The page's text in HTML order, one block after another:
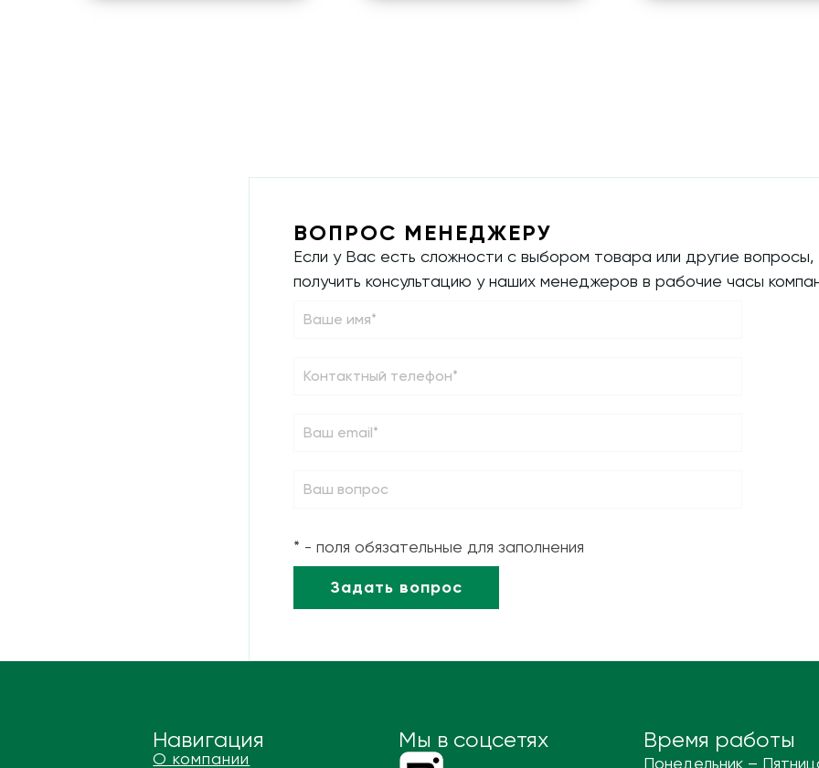
ВОПРОС МЕНЕДЖЕРУ
Если у Вас есть сложности с выбором товара или другие
получить консультацию у наших менеджеров в рабочие часы
* - поля обязательные для заполнения
Навигация
О компании
Мы в соцсетях Время работы
Понедельник –